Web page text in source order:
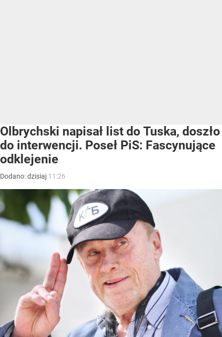
Olbrychski napisał list do Tuska, doszło
do interwencji. Poseł PiS: Fascynujące
odklejenie
Dodano:dzisiaj 11:26